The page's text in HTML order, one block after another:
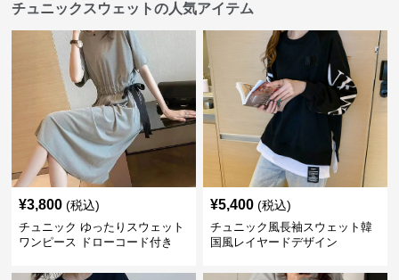
チュニックスウェットの人気アイテム
¥3,800 (税込)
チュニック ゆったりスウェット
ワンピース ドローコード付き
¥5,400 (税込)
チュニック風長袖スウェット韓
国風レイヤードデザイン